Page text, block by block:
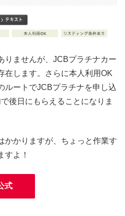
りませんが、JCBプラチナカー
在します。さらに本人利用OK
ルートでJCBプラチナを申し込
後日にもらえることになりま
かかりますが、ちょっと作業す
すよ！
式